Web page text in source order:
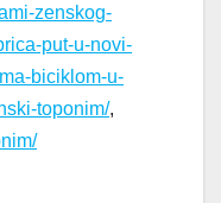
zenskog-
put-u-novi-
biciklom-u-
toponim/,